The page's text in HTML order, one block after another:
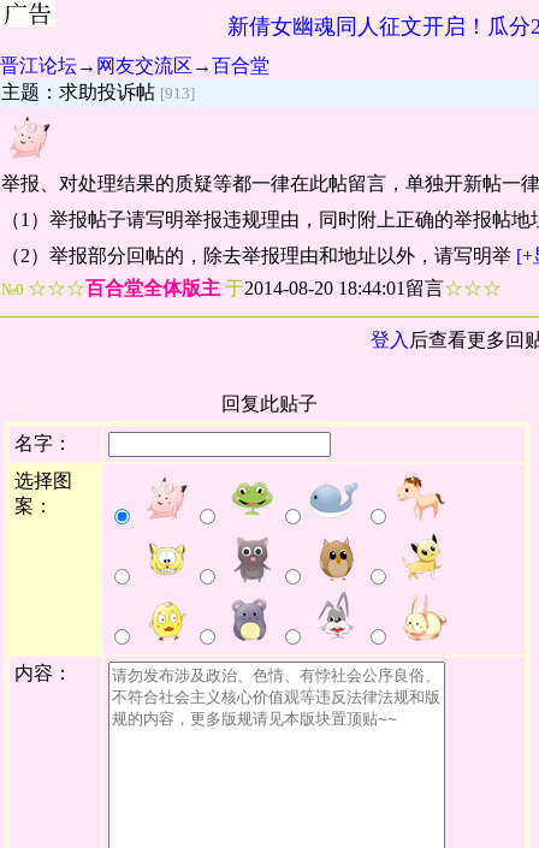
新倩女幽魂同人征文开启！瓜分
晋江论坛→ 网友交流区 →百合堂
主题：求助投诉帖 [913]
举报、对处理结果的质疑等都一律在此帖留言，单独开新帖一
（1）举报帖子请写明举报违规理由，同时附上正确的举报帖地
（2）举报部分回帖的，除去举报理由和地址以外，请写明举 [+
№0 ☆☆☆百合堂全体版主 于2014-08-20 18:44:01留言☆☆☆
登入 后查看更多回
回复此贴子
名字：
选择图
案：
内容：